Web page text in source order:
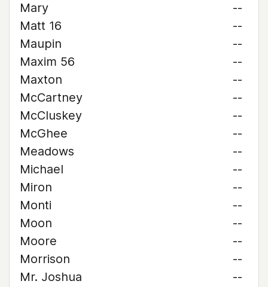
Mary
--
Matt 16
--
Maupin
--
Maxim 56
--
Maxton
--
McCartney
--
McCluskey
--
McGhee
--
Meadows
--
Michael
--
Miron
--
Monti
--
Moon
--
Moore
--
Morrison
--
Mr. Joshua
--